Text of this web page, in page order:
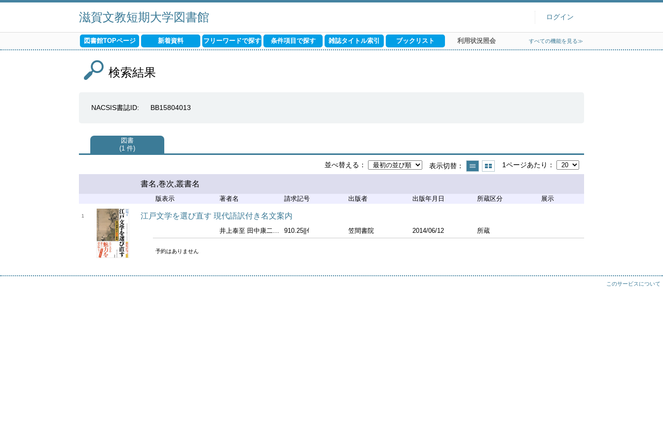
滋賀文教短期大学図書館 ログイン
図書館TOPページ 新着資料 フリーワードで探す 条件項目で探す 雑誌タイトル索引 ブックリスト 利用状況照会 すべての機能を見る≫
検索結果
NACSIS書誌ID BB15804013
図書
1 件
並べ替える 表示切替 1ページあたり
書名,巻次,叢書名
版表示 著者名 請求記号 出版者 出版年月日 所蔵区分 展示
1 江戸文学を選び直す 現代語訳付き名文案内
井上泰至 田中康二編 井上泰至 [ほか] 執筆 910.25||ｲ 笠間書院 2014/06/12 所蔵
予約はありません
このサービスについて